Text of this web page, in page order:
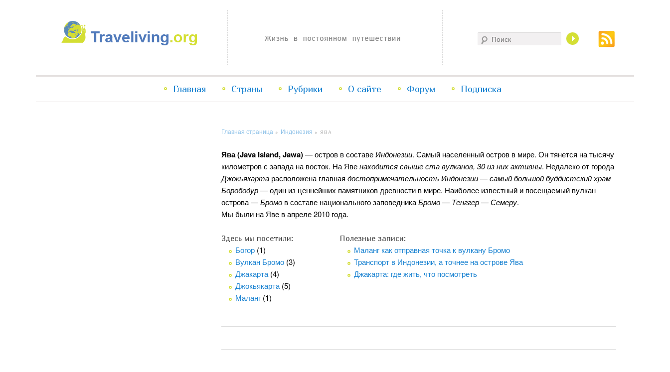
Traveliving
Жизнь в постоянном путешествии
Перейти
содержимому
Перейти
содержимому
Главная Страны Рубрики О сайте Форум Подписка
Главная страница » Индонезия » ЯВА
Ява (Java Island, Jawa)— остров в составеИндонезии. Самый населенный остров в мире. Он тянется на тысячу
километров с запада на восток. На Явенаходится свыше ста вулканов, 30 из них активны. Недалеко от города
Джокьякарта расположена главная достопримечательность Индонезии—самый большой буддистский храм
Борободур— один из ценнейших памятников древности в мире. Наиболее известный и посещаемый вулкан
острова —Бромо в составе национального заповедникаБромо — Тенггер — Семеру.
Мы были на Яве в апреле 2010 года.
Здесь мы посетили:
Богор (1)
Вулкан Бромо (3)
Джакарта(4)
Джокьякарта(5)
Маланг (1)
Полезные записи:
Маланг как отправная точка к вулкану Бромо
Транспорт в Индонезии, а точнее на острове Ява
Джакарта: где жить, что посмотреть